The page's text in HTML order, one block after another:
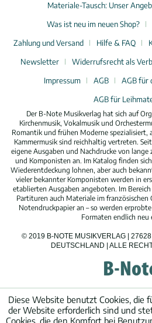
Materiale-Tausch: Unser
Was ist neu im neuen Shop?
Zahlung und Versand
Hilfe & FAQ
Newsletter
Widerrufsrecht als
Impressum
AGB
AGB für
AGB für
Der B-Note Musikverlag hat sich auf
Kirchenmusik, Vokalmusik und
Romantik und frühen Moderne spezialisiert,
Kammermusik sind reichhaltig vertreten.
eigene Ausgaben und Nachdrucke von lange
und Komponisten an. Im Katalog finden
Wiederentdeckung lohnen, aber auch
vieler bekannter Komponisten werden in
etablierten Ausgaben angeboten. Im
Partituren auch Materiale im
Notendruckpapier an – so werden
Formaten endlich neu
© 2019 B-NOTE MUSIKVERLAG | 27628
DEUTSCHLAND | ALLE
Diese Website benutzt Cookies, die
der Website erforderlich sind und
Cookies, die den Komfort bei